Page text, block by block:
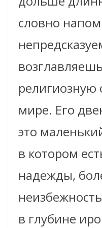
словно
религиозную
мире. Его
это
в котором
надежды,
в глубине